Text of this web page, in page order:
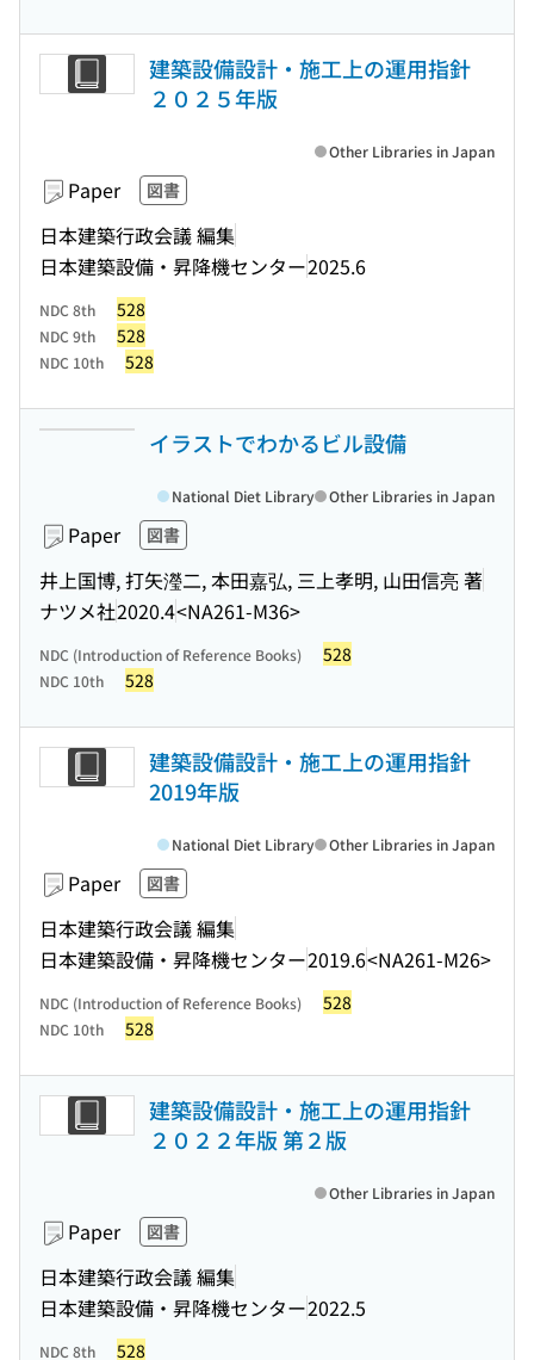
建築設備設計・施工上の運用指針
２０２５年版
Paper 図書
日本建築行政会議 編集
日本建築設備・昇降機センター2025.6
Other Libraries in Japan
NDC 8th 528
NDC 9th 528
NDC 10th 528
イラストでわかるビル設備
Paper 図書
井上国博, 打矢瀅二, 本田嘉弘, 三上孝明, 山田信亮 著
ナツメ社2020.4<NA261-M36>
National Diet Library Other Libraries in Japan
NDC (Introduction of Reference Books) 528
NDC 10th 528
建築設備設計・施工上の運用指針
2019年版
Paper 図書
日本建築行政会議 編集
日本建築設備・昇降機センター2019.6<NA261-M26>
National Diet Library Other Libraries in Japan
NDC (Introduction of Reference Books) 528
NDC 10th 528
建築設備設計・施工上の運用指針
２０２２年版 第２版
Paper 図書
日本建築行政会議 編集
日本建築設備・昇降機センター2022.5
Other Libraries in Japan
NDC 8th 528